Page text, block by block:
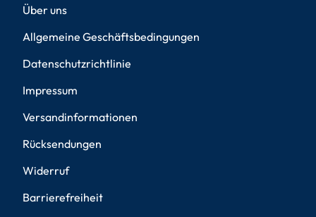
Über uns
Allgemeine Geschäftsbedingungen
Datenschutzrichtlinie
Impressum
Versandinformationen
Rücksendungen
Widerruf
Barrierefreiheit